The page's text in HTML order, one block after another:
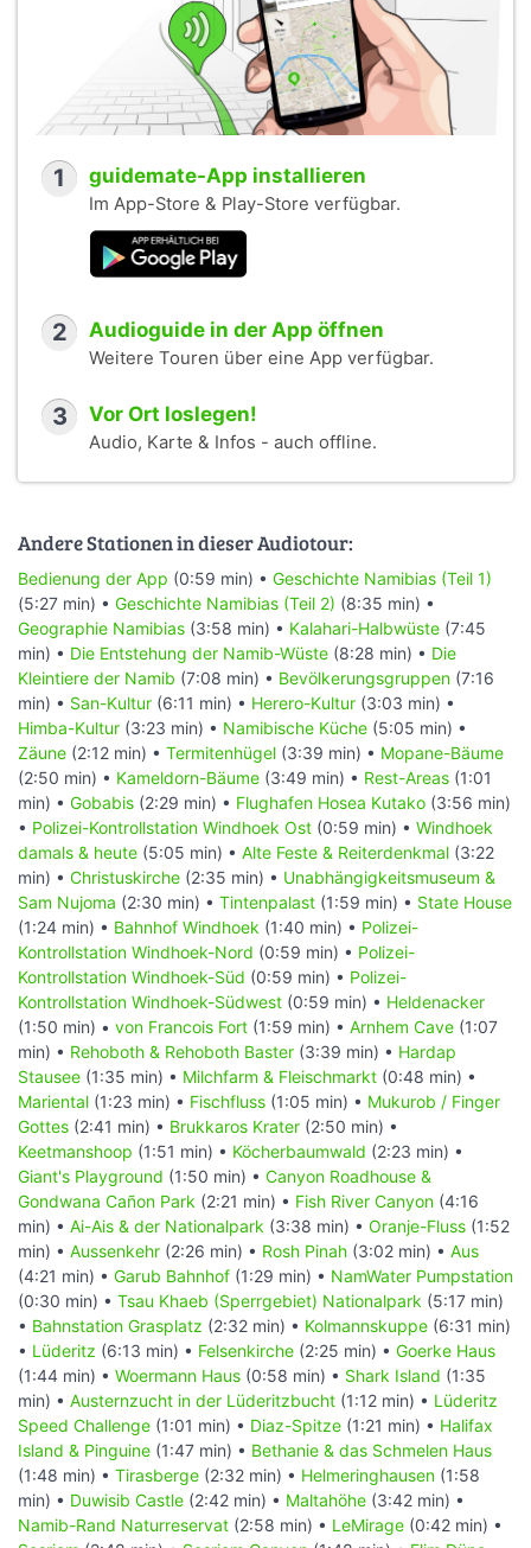
1 guidemate-App installieren
Im App-Store & Play-Store verfügbar.
2 Audioguide in der App öffnen
Weitere Touren über eine App verfügbar.
3 Vor Ort loslegen!
Audio, Karte & Infos - auch offline.
Andere Stationen in dieser Audiotour:
Bedienung der App (0:59 min) • Geschichte Namibias (Teil 1)
(5:27 min) • Geschichte Namibias (Teil 2) (8:35 min) •
Geographie Namibias (3:58 min) • Kalahari-Halbwüste (7:45
min) • Die Entstehung der Namib-Wüste (8:28 min) • Die
Kleintiere der Namib (7:08 min) • Bevölkerungsgruppen (7:16
min) • San-Kultur (6:11 min) • Herero-Kultur (3:03 min) •
Himba-Kultur (3:23 min) • Namibische Küche (5:05 min) •
Zäune (2:12 min) • Termitenhügel (3:39 min) • Mopane-Bäume
(2:50 min) • Kameldorn-Bäume (3:49 min) • Rest-Areas (1:01
min) • Gobabis (2:29 min) • Flughafen Hosea Kutako (3:56 min)
• Polizei-Kontrollstation Windhoek Ost (0:59 min) • Windhoek
damals & heute (5:05 min) • Alte Feste & Reiterdenkmal (3:22
min) • Christuskirche (2:35 min) • Unabhängigkeitsmuseum &
Sam Nujoma (2:30 min) • Tintenpalast (1:59 min) • State House
(1:24 min) • Bahnhof Windhoek (1:40 min) • Polizei-
Kontrollstation Windhoek-Nord (0:59 min) • Polizei-
Kontrollstation Windhoek-Süd (0:59 min) • Polizei-
Kontrollstation Windhoek-Südwest (0:59 min) • Heldenacker
(1:50 min) • von Francois Fort (1:59 min) • Arnhem Cave (1:07
min) • Rehoboth & Rehoboth Baster (3:39 min) • Hardap
Stausee (1:35 min) • Milchfarm & Fleischmarkt (0:48 min) •
Mariental (1:23 min) • Fischfluss (1:05 min) • Mukurob / Finger
Gottes (2:41 min) • Brukkaros Krater (2:50 min) •
Keetmanshoop (1:51 min) • Köcherbaumwald (2:23 min) •
Giant's Playground (1:50 min) • Canyon Roadhouse &
Gondwana Cañon Park (2:21 min) • Fish River Canyon (4:16
min) • Ai-Ais & der Nationalpark (3:38 min) • Oranje-Fluss (1:52
min) • Aussenkehr (2:26 min) • Rosh Pinah (3:02 min) • Aus
(4:21 min) • Garub Bahnhof (1:29 min) • NamWater Pumpstation
(0:30 min) • Tsau Khaeb (Sperrgebiet) Nationalpark (5:17 min)
• Bahnstation Grasplatz (2:32 min) • Kolmannskuppe (6:31 min)
• Lüderitz (6:13 min) • Felsenkirche (2:25 min) • Goerke Haus
(1:44 min) • Woermann Haus (0:58 min) • Shark Island (1:35
min) • Austernzucht in der Lüderitzbucht (1:12 min) • Lüderitz
Speed Challenge (1:01 min) • Diaz-Spitze (1:21 min) • Halifax
Island & Pinguine (1:47 min) • Bethanie & das Schmelen Haus
(1:48 min) • Tirasberge (2:32 min) • Helmeringhausen (1:58
min) • Duwisib Castle (2:42 min) • Maltahöhe (3:42 min) •
Namib-Rand Naturreservat (2:58 min) • LeMirage (0:42 min) •